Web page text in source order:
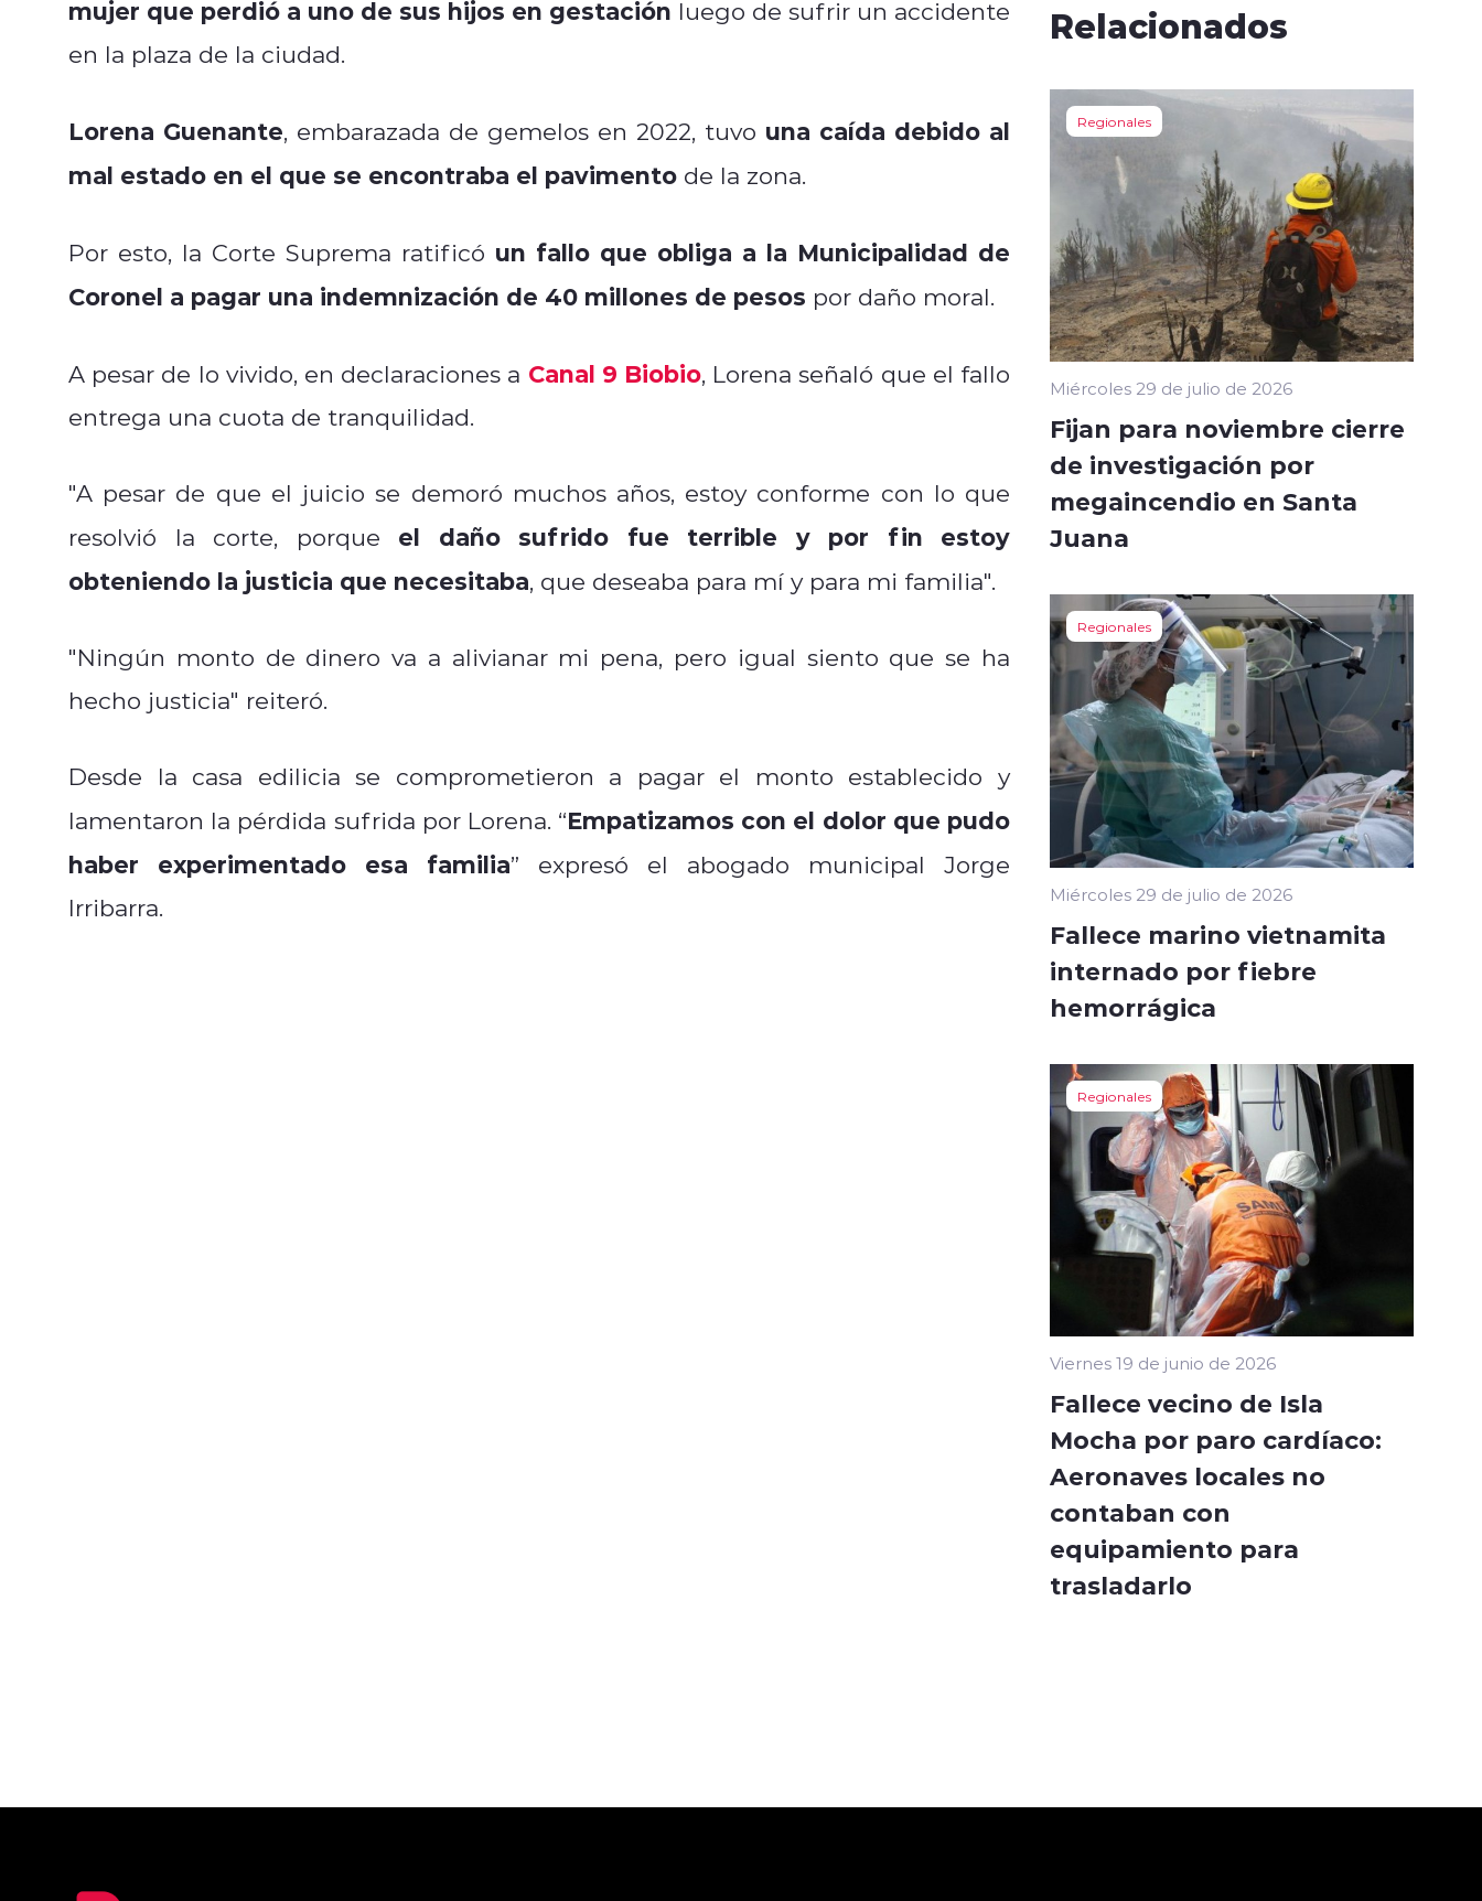
mujer que perdió a uno de sus hijos en gestación luego de sufrir un accidente
en la plaza de la ciudad.
Lorena Guenante, embarazada de gemelos en 2022, tuvo una caída debido al
mal estado en el que se encontraba el pavimento de la zona.
Por esto, la Corte Suprema ratificó un fallo que obliga a la Municipalidad de
Coronel a pagar una indemnización de 40 millones de pesos por daño moral.
A pesar de lo vivido, en declaraciones a Canal 9 Biobio, Lorena señaló que el fallo
entrega una cuota de tranquilidad.
"A pesar de que el juicio se demoró muchos años, estoy conforme con lo que
resolvió la corte,
porque el daño sufrido fue terrible y por fin estoy
obteniendo la justicia que necesitaba, que deseaba para mí y para mi familia".
"Ningún monto de dinero va a alivianar mi pena, pero igual siento que se ha
hecho justicia" reiteró.
Desde la casa edilicia se comprometieron a pagar el monto establecido y
lamentaron la pérdida sufrida por Lorena. “Empatizamos con el dolor que pudo
haber experimentado esa familia” expresó el abogado municipal Jorge
Irribarra.
Relacionados
Regionales
Miércoles 29 de julio de 2026
Fijan para noviembre cierre
de investigación por
megaincendio en Santa
Juana
Regionales
Miércoles 29 de julio de 2026
Fallece marino vietnamita
internado por fiebre
hemorrágica
Regionales
Viernes 19 de junio de 2026
Fallece vecino de Isla
Mocha por paro cardíaco:
Aeronaves locales no
contaban con
equipamiento para
trasladarlo